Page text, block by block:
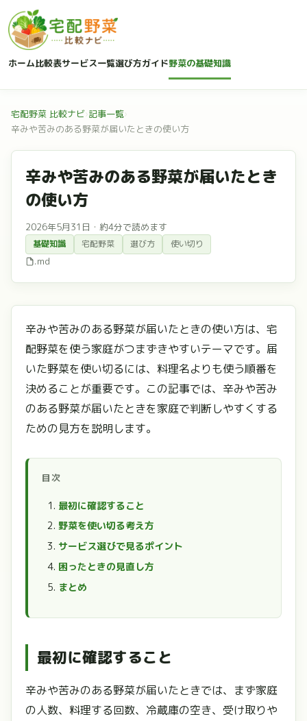
ホーム比較表サービス一覧選び方ガイド野菜の基礎知識
宅配野菜 比較ナビ›記事一覧›
辛みや苦みのある野菜が届いたときの使い方
辛みや苦みのある野菜が届いたとき
の使い方
2026年5月31日 ・ 約4分で読めます
基礎知識 宅配野菜 選び方 使い切り
.md
辛みや苦みのある野菜が届いたときの使い方は、宅
配野菜を使う家庭がつまずきやすいテーマです。届
いた野菜を使い切るには、料理名よりも使う順番を
決めることが重要です。この記事では、辛みや苦み
のある野菜が届いたときを家庭で判断しやすくする
ための見方を説明します。
目次
最初に確認すること
野菜を使い切る考え方
サービス選びで見るポイント
困ったときの見直し方
まとめ
最初に確認すること
辛みや苦みのある野菜が届いたときでは、まず家庭
の人数、料理する回数、冷蔵庫の空き、受け取りや